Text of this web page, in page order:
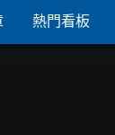
熱門看板